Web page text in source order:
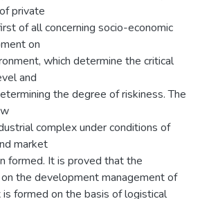
private
of all concerning socio-economic
on
which determine the critical
and
the degree of riskiness. The
complex under conditions of
market
formed. It is proved that the
the development management of
formed on the basis of logistical